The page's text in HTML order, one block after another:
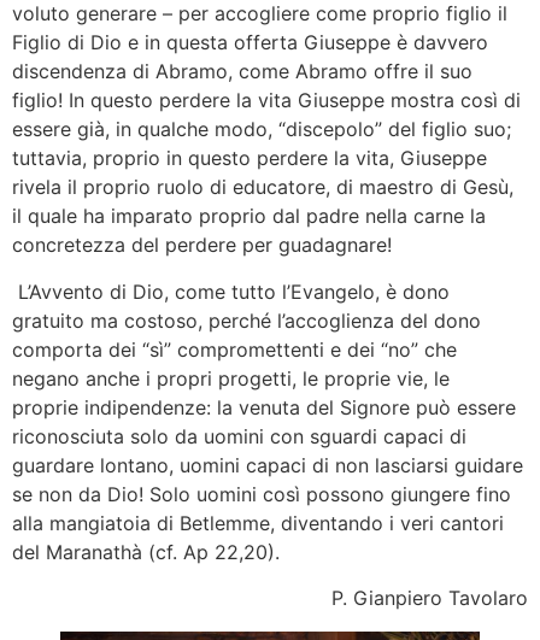
voluto generare – per accogliere come proprio figlio il
Figlio di Dio e in questa offerta Giuseppe è davvero
discendenza di Abramo, come Abramo offre il suo
figlio! In questo perdere la vita Giuseppe mostra così di
essere già, in qualche modo, “discepolo” del figlio suo;
tuttavia, proprio in questo perdere la vita, Giuseppe
rivela il proprio ruolo di educatore, di maestro di Gesù,
il quale ha imparato proprio dal padre nella carne la
concretezza del perdere per guadagnare!
L’Avvento di Dio, come tutto l’Evangelo, è dono
gratuito ma costoso, perché l’accoglienza del dono
comporta dei “sì” compromettenti e dei “no” che
negano anche i propri progetti, le proprie vie, le
proprie indipendenze: la venuta del Signore può essere
riconosciuta solo da uomini con sguardi capaci di
guardare lontano, uomini capaci di non lasciarsi guidare
se non da Dio! Solo uomini così possono giungere fino
alla mangiatoia di Betlemme, diventando i veri cantori
del Maranathà (cf. Ap 22,20).
P. Gianpiero Tavolaro